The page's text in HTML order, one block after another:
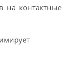
на контактные